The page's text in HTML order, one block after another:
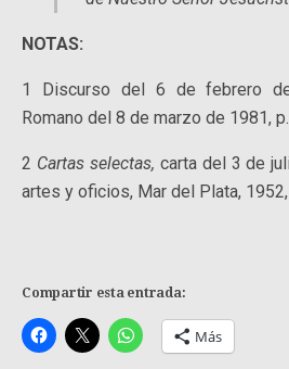
NOTAS:
1 Discurso del 6 de febrero de
Romano del 8 de marzo de 1981,
2 Cartas selectas, carta del 3 de
artes y oficios, Mar del Plata,
Compartir esta entrada:
Más